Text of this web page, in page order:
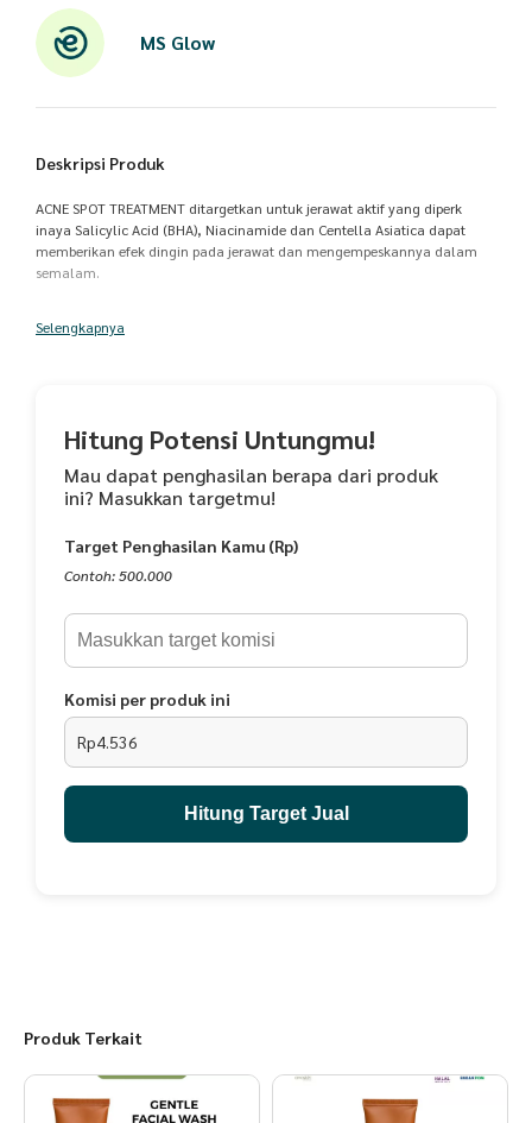
MS Glow
Deskripsi Produk
ACNE SPOT TREATMENT ditargetkan untuk jerawat aktif yang diperk
inaya Salicylic Acid (BHA), Niacinamide dan Centella Asiatica dapat
memberikan efek dingin pada jerawat dan mengempeskannya dalam
semalam.
Fomes Officinalis Extract, Aqua DM, Carbomer, Triethanolamine,
Cara Pemakaian:
Ijin Edar BPOM: NA18190122944
Masa simpan 1 tahun
Masa kadaluarsa 1 tahun
Netto 15g
Selengkapnya
Hitung Potensi Untungmu!
Mau dapat penghasilan berapa dari produk
ini? Masukkan targetmu!
Target Penghasilan Kamu (Rp)
Contoh: 500.000
Komisi per produk ini
Rp4.536
Hitung Target Jual
Produk Terkait